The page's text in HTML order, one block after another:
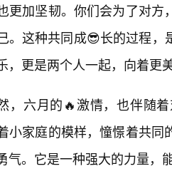
更加坚韧。你们会为了对
。这种共同成😎长的过程
，更是两个人一起，向着更
，六月的🔥激情，也伴随
小家庭的模样，憧憬着共
气。它是一种强大的力量，